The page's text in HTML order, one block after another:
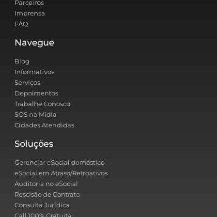
Parceiros
Imprensa
FAQ
Navegue
Blog
Informativos
Serviços
Depoimentos
Trabalhe Conosco
SOS na Mídia
Cidades Atendidas
Soluções
Gerenciar eSocial doméstico
eSocial em Atraso/Retroativos
Auditoria no eSocial
Rescisão de Contrato
Consulta Jurídica